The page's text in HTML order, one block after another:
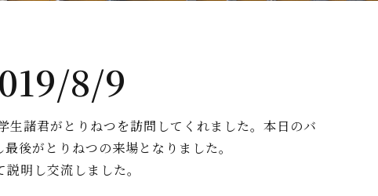
8/9
諸君がとりねつを訪問してくれました。本日のバ
後がとりねつの来場となりました。
明し交流しました。